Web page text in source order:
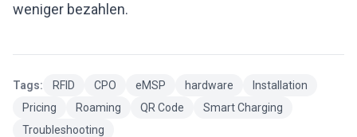
weniger bezahlen.
Tags: RFID CPO eMSP hardware
Installation
Pricing
Roaming QR Code
Smart Charging
Troubleshooting